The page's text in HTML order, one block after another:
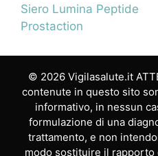
Siero Lumina Peptide
Prostaction
© 2026 Vigilasalute.it
contenute in questo sito
informativo, in nessun
formulazione di una
trattamento, e non
modo sostituire il